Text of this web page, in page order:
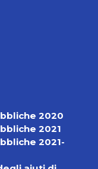
2020
2021
2021-